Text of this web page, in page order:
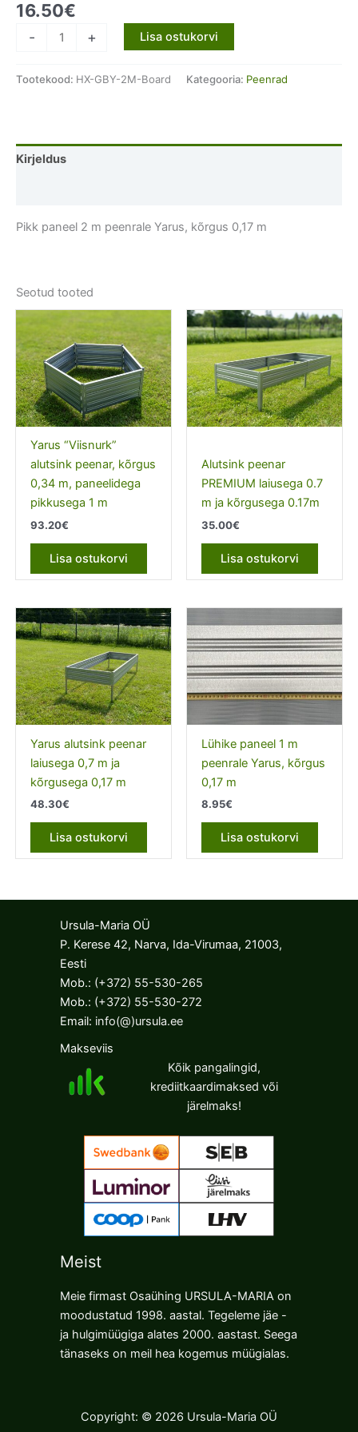
16.50€
-
kõrgus
0,17
+ Lisa ostukorvi
Tootekood: HX-GBY-2M-Board Kategooria: Peenrad
Kirjeldus
Pikk paneel 2 m peenrale Yarus, kõrgus 0,17 m
Seotud tooted
Yarus “Viisnurk”
alutsink peenar, kõrgus
0,34 m, paneelidega
pikkusega 1 m
93.20€
Lisa ostukorvi
Alutsink peenar
PREMIUM laiusega 0.7
m ja kõrgusega 0.17m
35.00€
Lisa ostukorvi
Yarus alutsink peenar
laiusega 0,7 m ja
kõrgusega 0,17 m
48.30€
Lisa ostukorvi
Lühike paneel 1 m
peenrale Yarus, kõrgus
0,17 m
8.95€
Lisa ostukorvi
Ursula-Maria OÜ
P. Kerese 42, Narva, Ida-Virumaa, 21003,
Eesti
Mob.: (+372) 55-530-265
Mob.: (+372) 55-530-272
Email: info(@)ursula.ee
Makseviis
Kõik pangalingid,
krediitkaardimaksed või
järelmaks!
Meist
Meie firmast Osaühing URSULA-MARIA on
moodustatud 1998. aastal. Tegeleme jäe -
ja hulgimüügiga alates 2000. aastast. Seega
tänaseks on meil hea kogemus müügialas.
Copyright: © 2026 Ursula-Maria OÜ